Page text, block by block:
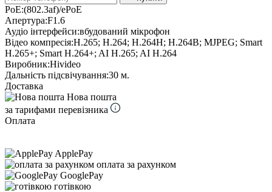
PoE:(802.3af)/ePoE
Апертура:F1.6
Аудіо інтерфейси:вбудований мікрофон
Відео компресія:H.265; H.264; H.264H; H.264B; MJPEG; Smart
H.265+; Smart H.264+; AI H.265; AI H.264
Виробник:Hivideo
Дальність підсвічування:30 м.
Доставка
Нова пошта
за тарифами перевізника
Оплата
ApplePay
оплата за рахунком
GooglePay
готівкою